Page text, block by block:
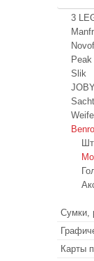
3
Slik
JOBY
Benro
Сумки,
Карты